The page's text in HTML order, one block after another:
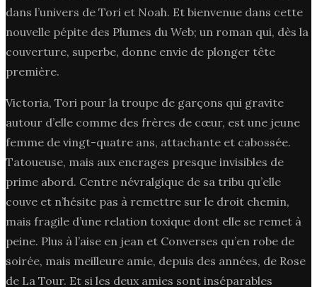
dans l’univers de Tori et Noah. Et bienvenue dans cette
nouvelle pépite des Plumes du Web; un roman qui, dès la
couverture, superbe, donne envie de plonger tête
première.
Victoria, Tori pour la troupe de garçons qui gravite
autour d’elle comme des frères de cœur, est une jeune
femme de vingt-quatre ans, attachante et cabossée.
Tatoueuse, mais aux encrages presque invisibles de
prime abord. Centre névralgique de sa tribu qu’elle
couve et n’hésite pas à remettre sur le droit chemin,
mais fragile d’une relation toxique dont elle se remet à
peine. Plus à l’aise en jean et Converses qu’en robe de
soirée, mais meilleure amie, depuis des années, de Rose
de La Tour. Et si les deux amies sont inséparables